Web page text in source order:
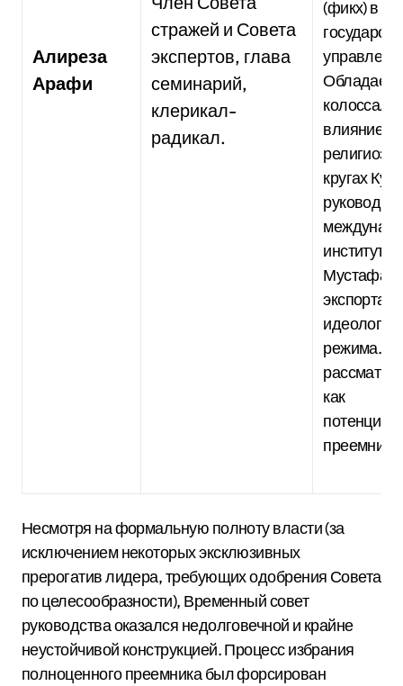
Алиреза
Арафи
стражей и Совета
экспертов, глава
семинарий,
клерикал-
радикал.
(фикх) в
Обладает
влиянием
кругах
руководит
Мустафа
экспорта
идеологии
режима.
как
преемник.
Несмотря на формальную полноту власти (за
исключением некоторых эксклюзивных
прерогатив лидера, требующих одобрения Совета
по целесообразности), Временный совет
руководства оказался недолговечной и крайне
неустойчивой конструкцией.Процесс избрания
полноценного преемника был форсирован